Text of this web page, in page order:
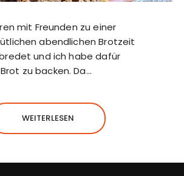
mit Freunden zu einer
abendlichen Brotzeit
und ich habe dafür
zu backen. Da…
WEITERLESEN